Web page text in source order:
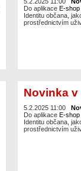
Do aplikace E-shop
Identitu občana,
prostřednictvím
Novinka
5.2.2025 11:00
Do aplikace E-shop
Identitu občana,
prostřednictvím